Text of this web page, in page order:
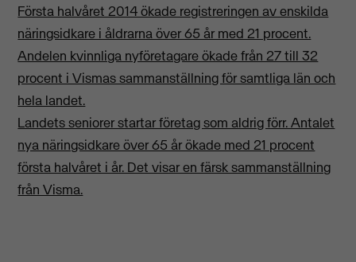
Första halvåret 2014 ökade registreringen av enskilda
näringsidkare i åldrarna över 65 år med 21 procent.
Andelen kvinnliga nyföretagare ökade från 27 till 32
procent i Vismas sammanställning för samtliga län och
hela landet.
Landets seniorer startar företag som aldrig förr. Antalet
nya näringsidkare över 65 år ökade med 21 procent
första halvåret i år. Det visar en färsk sammanställning
från Visma.